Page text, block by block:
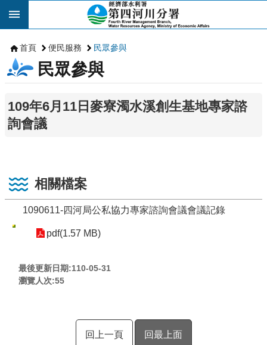
跳到主要內容區塊
首頁 便民服務 民眾參與
民眾參與
109年6月11日麥寮濁水溪創生基地專家諮
詢會議
相關檔案
1090611-四河局公私協力專家諮詢會議會議記錄
pdf(1.57 MB)
最後更新日期:110-05-31
瀏覽人次:55
回上一頁 回最上面